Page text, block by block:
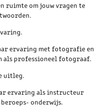
ruimte om jouw vragen te
ervaring met fotografie en
als professioneel fotograaf.
uitleg.
ervaring als instructeur
onderwijs.